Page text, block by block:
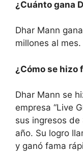
¿Cuánto gana
Dhar Mann
millones al mes.
¿Cómo se hizo
Dhar Mann se
empresa “Live
sus ingresos
año. Su logro
y ganó fama